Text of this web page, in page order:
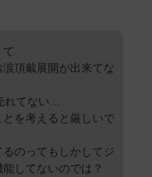
頂戴展開が出来てな
れてない…
を考えると厳しいで
のってもしかしてジ
してないのでは？